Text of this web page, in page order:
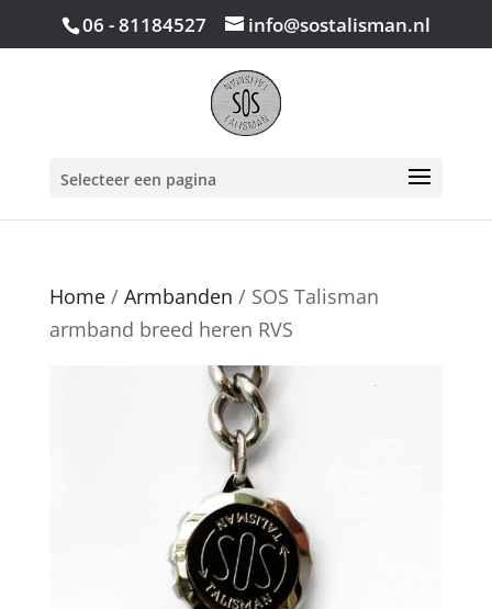
06 - 81184527 info@sostalisman.nl
Selecteer een pagina
Home/ Armbanden / SOS Talisman
armband breed heren RVS